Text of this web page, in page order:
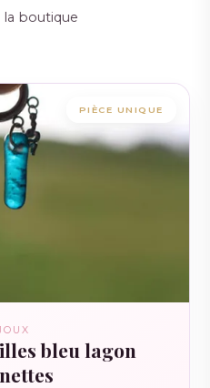
boutique
PIÈCE UNIQUE
bleu lagon